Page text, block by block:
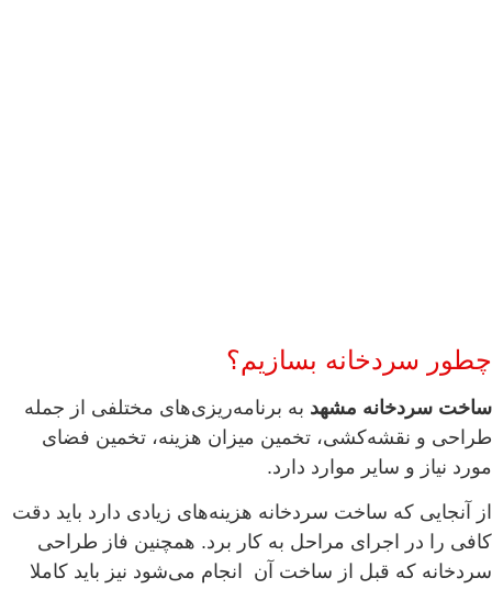
چطور سردخانه بسازیم؟
ساخت سردخانه مشهد به برنامه‌ریزی‌های مختلفی از جمله
طراحی و نقشه‌کشی، تخمین میزان هزینه، تخمین فضای
مورد نیاز و سایر موارد دارد.
از آنجایی که ساخت سردخانه هزینه‌های زیادی دارد باید دقت
کافی را در اجرای مراحل به کار برد. همچنین فاز طراحی
سردخانه که قبل از ساخت آن انجام می‌شود نیز باید کاملا